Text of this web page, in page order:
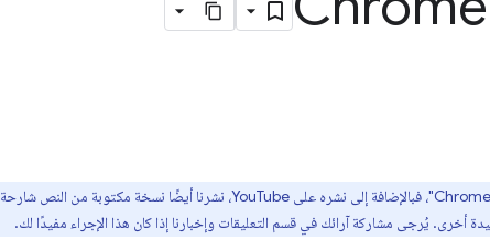
نحاول تجربة تنسيق جديد في أحدث إصدار من فيديو "الميزات الجديدة في Chrome"، فبالإضافة إلى نشره على YouTube، نشرنا أيضًا نسخة مكتوبة من النص شارحة
أخرى. يُرجى مشاركة آرائك في قسم التعليقات وإخبارنا إذا كان هذا الإجراء مفيدًا لك.